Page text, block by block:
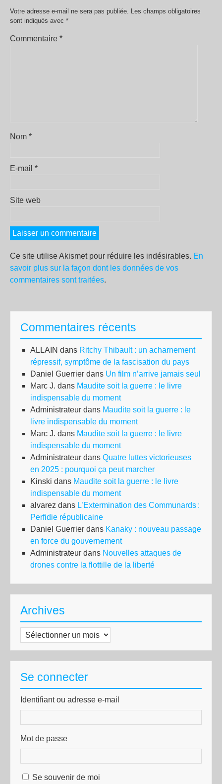
Votre adresse e-mail ne sera pas publiée. Les champs obligatoires
sont indiqués avec *
Commentaire *
Nom *
E-mail *
Site web
Ce site utilise Akismet pour réduire les indésirables. En
savoir plus sur la façon dont les données de vos
commentaires sont traitées.
Commentaires récents
ALLAIN dans Ritchy Thibault : un acharnement
répressif, symptôme de la fascisation du pays
Daniel Guerrier dans Un film n’arrive jamais seul
Marc J. dans Maudite soit la guerre : le livre
indispensable du moment
Administrateur dans Maudite soit la guerre : le
livre indispensable du moment
Marc J. dans Maudite soit la guerre : le livre
indispensable du moment
Administrateur dans Quatre luttes victorieuses
en 2025 : pourquoi ça peut marcher
Kinski dans Maudite soit la guerre : le livre
indispensable du moment
alvarez dans L’Extermination des Communards :
Perfidie républicaine
Daniel Guerrier dans Kanaky : nouveau passage
en force du gouvernement
Administrateur dans Nouvelles attaques de
drones contre la flottille de la liberté
Archives
Archives
Se connecter
Identifiant ou adresse e-mail
Mot de passe
Se souvenir de moi